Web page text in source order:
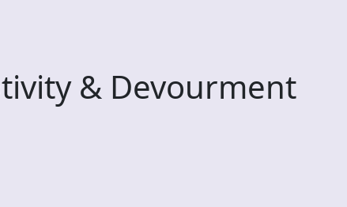
& Devourment